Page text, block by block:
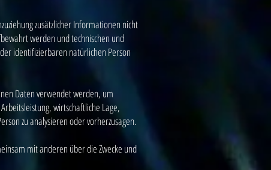
zusätzlicher Informationen nicht
werden und technischen und
identifizierbaren natürlichen Person
Daten verwendet werden, um
wirtschaftliche Lage,
zu analysieren oder vorherzusagen.
mit anderen über die Zwecke und